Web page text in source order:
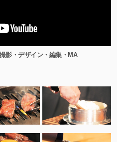
影・デザイン・編集・MA